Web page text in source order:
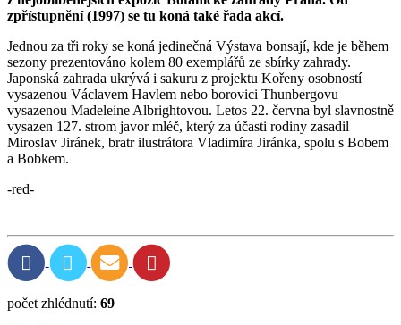
zpřístupnění (1997) se tu koná také řada akcí.
Jednou za tři roky se koná jedinečná Výstava bonsají, kde je během
sezony prezentováno kolem 80 exemplářů ze sbírky zahrady.
Japonská zahrada ukrývá i sakuru z projektu Kořeny osobností
vysazenou Václavem Havlem nebo borovici Thunbergovu
vysazenou Madeleine Albrightovou. Letos 22. června byl slavnostně
vysazen 127. strom javor mléč, který za účasti rodiny zasadil
Miroslav Jiránek, bratr ilustrátora Vladimíra Jiránka, spolu s Bobem
a Bobkem.
-red-
počet zhlédnutí: 69